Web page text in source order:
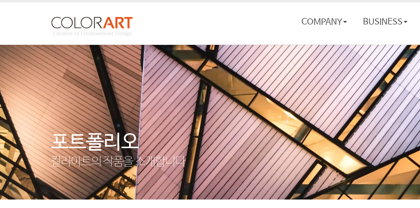
COMPANY BUSINESS
포트폴리오
칼라아트의 작품을 소개합니다